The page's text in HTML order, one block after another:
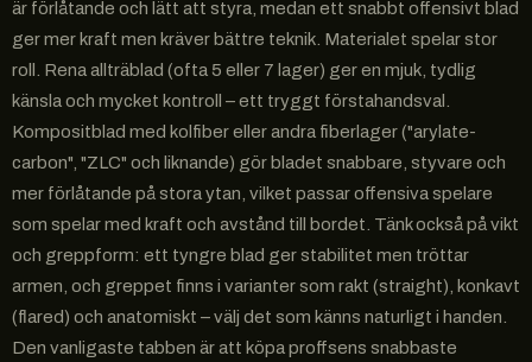
är förlåtande och lätt att styra, medan ett snabbt offensivt blad
ger mer kraft men kräver bättre teknik. Materialet spelar stor
roll. Rena allträblad (ofta 5 eller 7 lager) ger en mjuk, tydlig
känsla och mycket kontroll – ett tryggt förstahandsval.
Kompositblad med kolfiber eller andra fiberlager ("arylate-
carbon", "ZLC" och liknande) gör bladet snabbare, styvare och
mer förlåtande på stora ytan, vilket passar offensiva spelare
som spelar med kraft och avstånd till bordet. Tänk också på vikt
och greppform: ett tyngre blad ger stabilitet men tröttar
armen, och greppet finns i varianter som rakt (straight), konkavt
(flared) och anatomiskt – välj det som känns naturligt i handen.
Den vanligaste tabben är att köpa proffsens snabbaste